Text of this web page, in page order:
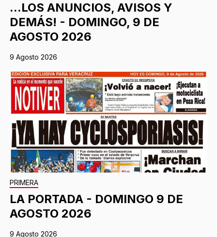
...LOS ANUNCIOS, AVISOS Y
DEMÁS! - DOMINGO, 9 DE
AGOSTO 2026
9 Agosto 2026
PRIMERA
LA PORTADA - DOMINGO 9 DE
AGOSTO 2026
9 Agosto 2026